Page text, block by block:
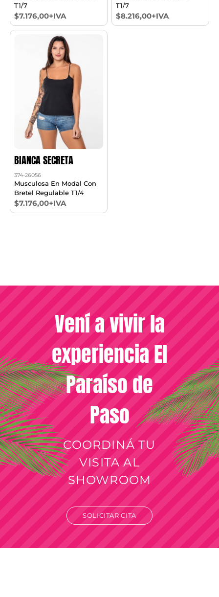
T1/7
$7.176,00+IVA
T1/7
$8.216,00+IVA
BIANCA SECRETA
374-26056
Musculosa En Modal Con
Bretel Regulable T1/4
$7.176,00+IVA
Vení a vivir la
experiencia El
Paraíso de
Paso
COORDINÁ TU
VISITA AL
SHOWROOM
SOLICITAR CITA